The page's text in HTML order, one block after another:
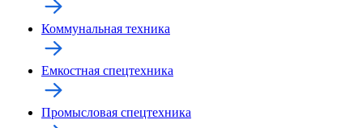
Коммунальная техника
Емкостная спецтехника
Промысловая спецтехника